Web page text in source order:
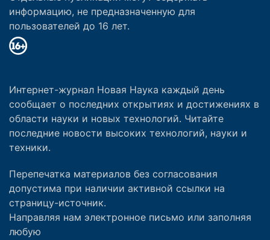
информацию, не предназначенную для
пользователей до 16 лет.
Интернет-журнал Новая Наука каждый день
сообщает о последних открытиях и достижениях в
области науки и новых технологий. Читайте
последние новости высоких технологий, науки и
техники.
Перепечатка материалов без согласования
допустима при наличии активной ссылки на
страницу-источник.
Направляя нам электронное письмо или заполняя
любую